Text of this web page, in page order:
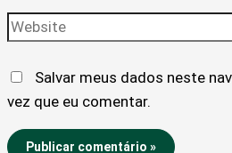
Website
Salvar meus dados neste
vez que eu comentar.